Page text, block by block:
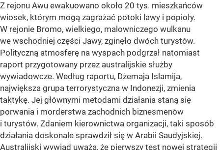
Z rejonu Awu ewakuowano około 20 tys. mieszkańców
wiosek, którym mogą zagrażać potoki lawy i popioły.
W rejonie Bromo, wielkiego, malowniczego wulkanu
we wschodniej części Jawy, zginęło dwóch turystów.
Polityczną atmosferę na wyspach podgrzał natomiast
raport przygotowany przez australijskie służby
wywiadowcze. Według raportu, Dżemaja Islamija,
największa grupa terrorystyczna w Indonezji, zmienia
taktykę. Jej głównymi metodami działania staną się
porwania i morderstwa zachodnich biznesmenów
i turystów. Zdaniem kierownictwa organizacji, taki sposób
działania doskonale sprawdził się w Arabii Saudyjskiej.
Australijski wywiad uważa, że pierwszy test nowej strategii